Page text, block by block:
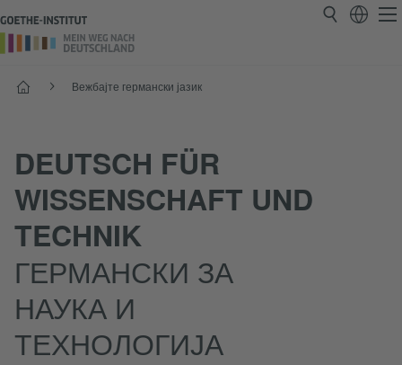
Почеток Вежбајте германски јазик
DEUTSCH FÜR
WISSENSCHAFT UND
TECHNIK
ГЕРМАНСКИ ЗА
НАУКА И
ТЕХНОЛОГИЈА